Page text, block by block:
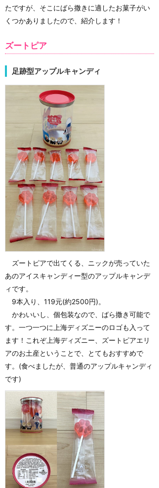
たですが、そこにばら撒きに適したお菓子がい
くつかありましたので、紹介します！
ズートピア
足跡型アップルキャンディ
ズートピアで出てくる、ニックが売っていた
あのアイスキャンディー型のアップルキャンデ
ィです。
9本入り、119元(約2500円)。
かわいいし、個包装なので、ばら撒き可能で
す。一つ一つに上海ディズニーのロゴも入って
ます！これぞ上海ディズニー、ズートピアエリ
アのお土産ということで、とてもおすすめで
す。(食べましたが、普通のアップルキャンディ
です)